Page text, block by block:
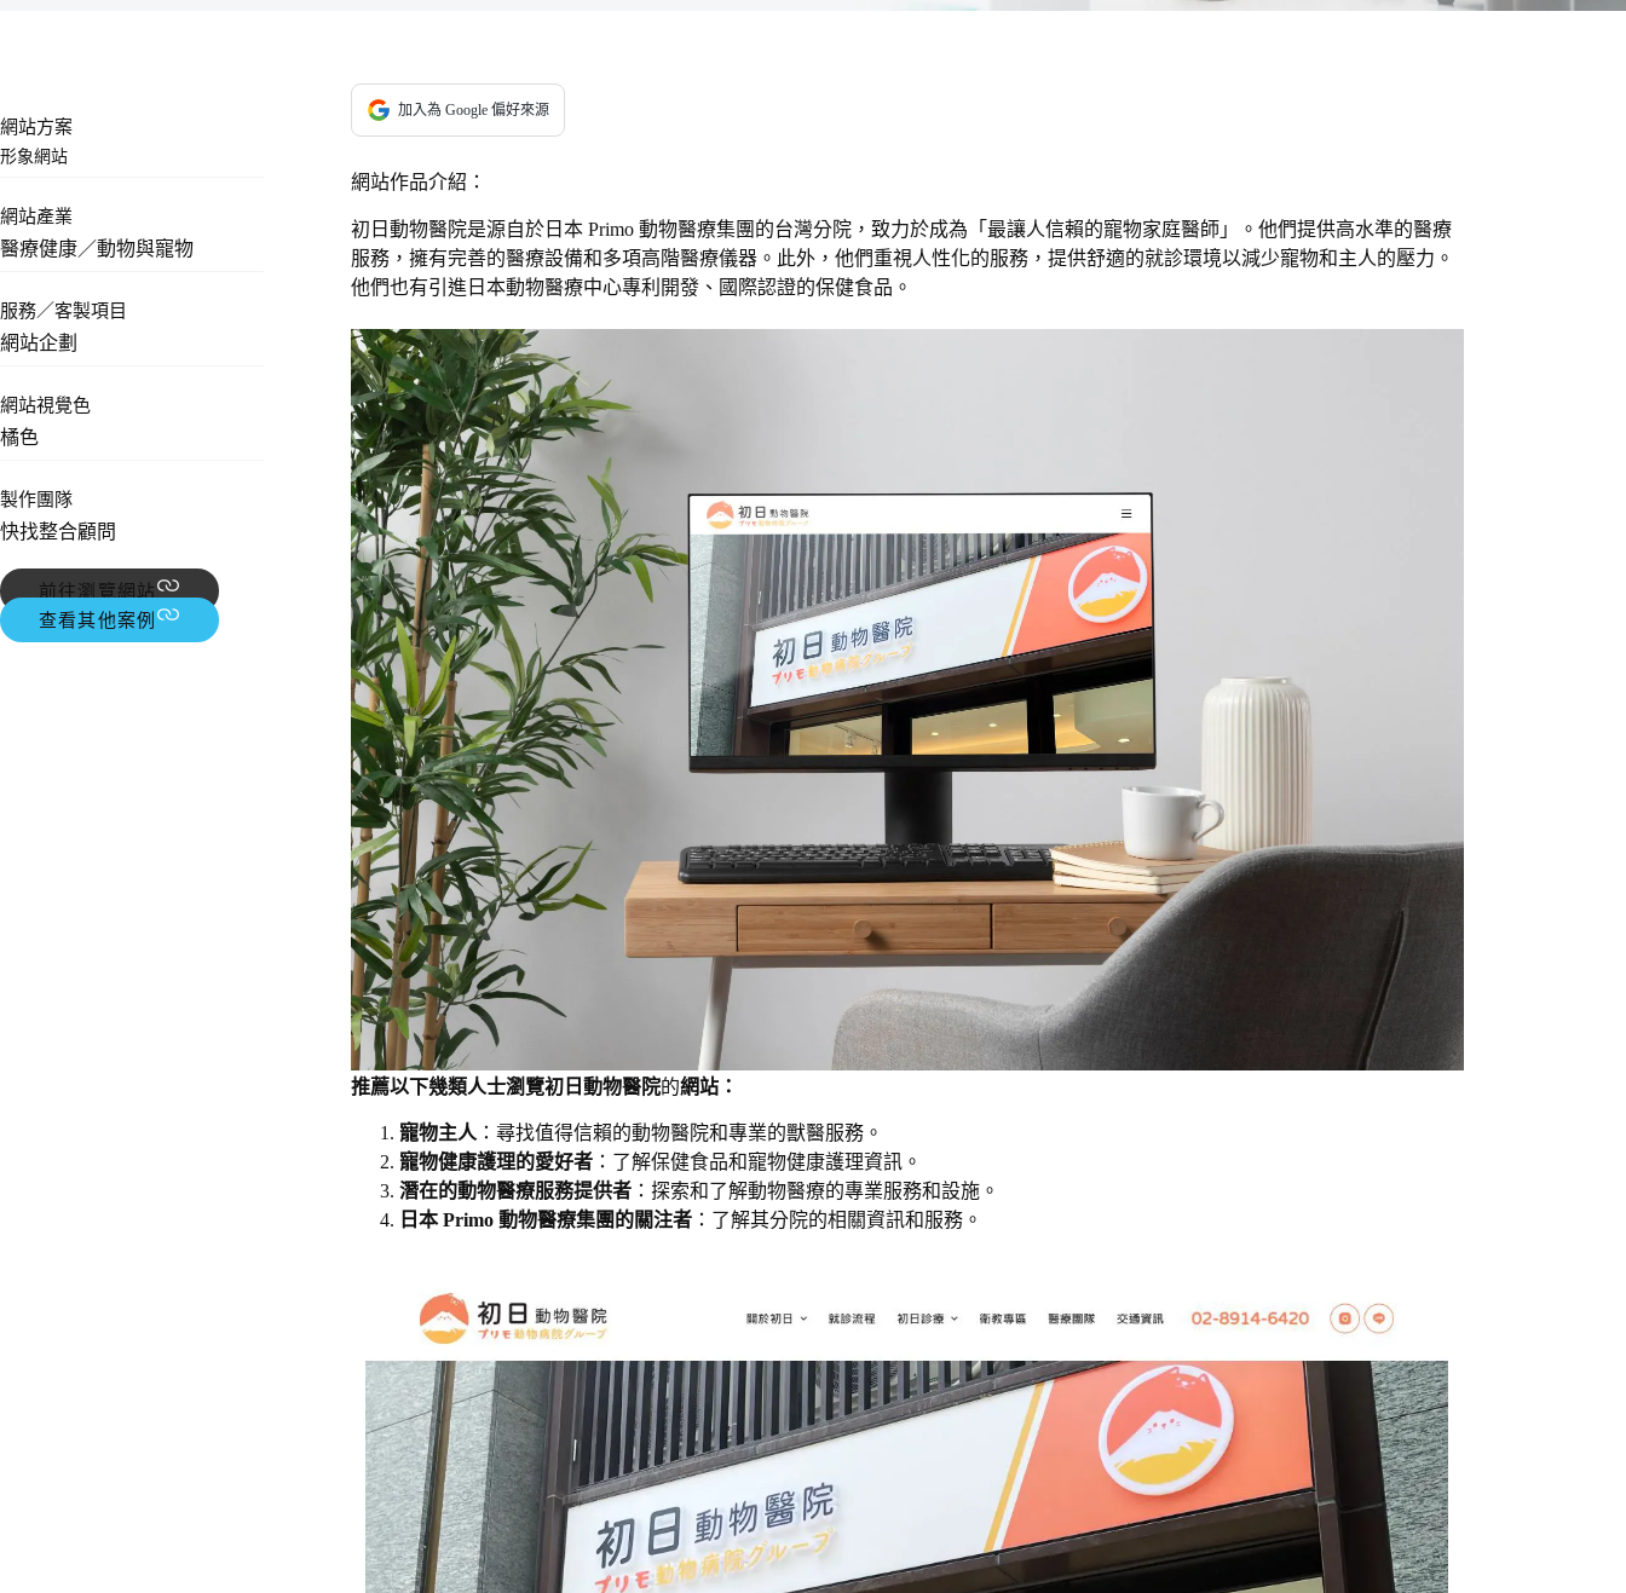
加入為 Google 偏好來源
網站作品介紹：
初日動物醫院是源自於日本 Primo 動物醫療集團的台灣分院，致力於成為「最讓人信賴的寵物家庭醫師」。他們提供高水準的醫療
服務，擁有完善的醫療設備和多項高階醫療儀器。此外，他們重視人性化的服務，提供舒適的就診環境以減少寵物和主人的壓力。
他們也有引進日本動物醫療中心專利開發、國際認證的保健食品。
推薦以下幾類人士瀏覽初日動物醫院的網站：
寵物主人：尋找值得信賴的動物醫院和專業的獸醫服務。
寵物健康護理的愛好者 ：了解保健食品和寵物健康護理資訊。
潛在的動物醫療服務提供者 ：探索和了解動物醫療的專業服務和設施。
日本 Primo 動物醫療集團的關注者 ：了解其分院的相關資訊和服務。
網站方案
形象網站
網站產業
醫療健康／動物與寵物
服務／客製項目
網站企劃
網站視覺色
橘色
製作團隊
快找整合顧問
前往瀏覽網站
查看其他案例